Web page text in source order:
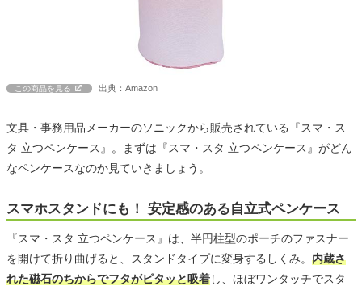
この商品を見る 出典：Amazon
文具・事務用品メーカーのソニックから販売されている『スマ・ス
タ 立つペンケース』。まずは『スマ・スタ 立つペンケース』がどん
なペンケースなのか見ていきましょう。
スマホスタンドにも！ 安定感のある自立式ペンケース
『スマ・スタ 立つペンケース』は、半円柱型のポーチのファスナー
を開けて折り曲げると、スタンドタイプに変身するしくみ。 内蔵さ
れた磁石のちからでフタがピタッと吸着し、ほぼワンタッチでスタ